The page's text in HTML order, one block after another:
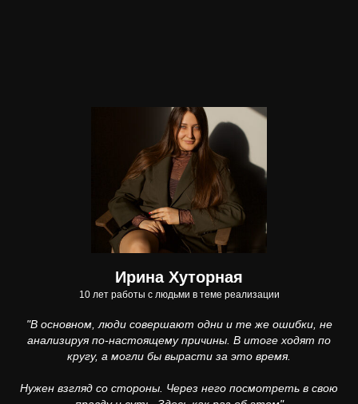
Ирина Хуторная
10 лет работы с людьми в теме реализации
"В основном, люди совершают одни и те же ошибки, не
анализируя по-настоящему причины. В итоге ходят по
кругу, а могли бы вырасти за это время.
Нужен взгляд со стороны. Через него посмотреть в свою